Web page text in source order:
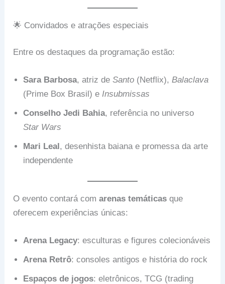
🌟 Convidados e atrações especiais
Entre os destaques da programação estão:
Sara Barbosa, atriz deSanto (Netflix),Balaclava
(Prime Box Brasil) eInsubmissas
Conselho Jedi Bahia, referência no universo
Star Wars
Mari Leal , desenhista baiana e promessa da arte
independente
O evento contará comarenas temáticas que
oferecem experiências únicas:
Arena Legacy: esculturas e figures colecionáveis
Arena Retrô: consoles antigos e história do rock
Espaços de jogos: eletrônicos, TCG (trading